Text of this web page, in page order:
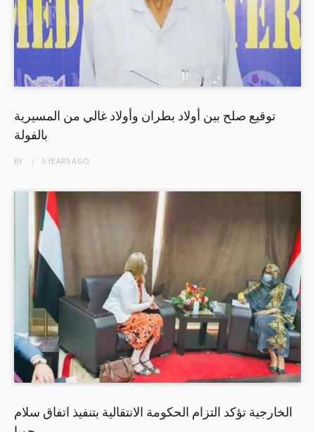
توقيع صلح بين أولاد بطران وأولاد غالي من المسيرية
بالفولة
BY 5 YEARSAGO
الخارجية تؤكد التزام الحكومة الانتقالية بتنفيذ اتفاق سلام